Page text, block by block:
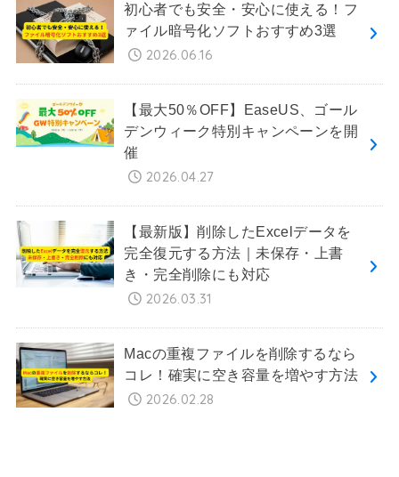
初心者でも安全・安心に使える！フ
ァイル暗号化ソフトおすすめ3選
2026.06.16
【最大50％OFF】EaseUS、ゴール
デンウィーク特別キャンペーンを開
催
2026.04.27
【最新版】削除したExcelデータを
完全復元する方法｜未保存・上書
き・完全削除にも対応
2026.03.31
Macの重複ファイルを削除するなら
コレ！確実に空き容量を増やす方法
2026.02.28